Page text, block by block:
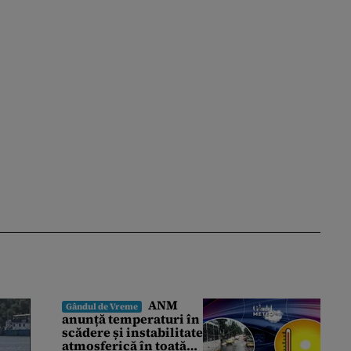
Gândul de Vreme
ANM
anunță temperaturi în
scădere și instabilitate
atmosferică în toată